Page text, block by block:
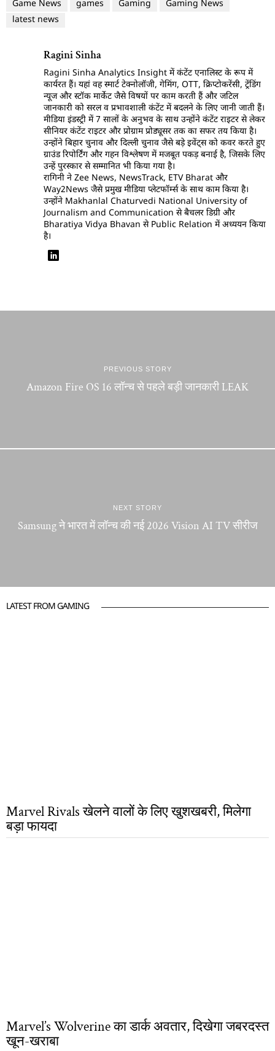
Game News games Gaming
Gaming News
latest news
Ragini Sinha
Ragini Sinha Analytics Insight में कंटेंट एनालिस्ट के रूप में
कार्यरत हैं। यहां वह स्मार्ट टेक्नोलॉजी, गेमिंग, OTT, क्रिप्टोकरेंसी, ट्रेंडिंग
न्यूज और स्टॉक मार्केट जैसे विषयों पर काम करती हैं और जटिल
जानकारी को सरल व प्रभावशाली कंटेंट में बदलने के लिए जानी जाती हैं।
मीडिया इंडस्ट्री में 7 सालों के अनुभव के साथ उन्होंने कंटेंट राइटर से लेकर
सीनियर कंटेंट राइटर और प्रोग्राम प्रोड्यूसर तक का सफर तय किया है।
उन्होंने बिहार चुनाव और दिल्ली चुनाव जैसे बड़े इवेंट्स को कवर करते हुए
ग्राउंड रिपोर्टिंग और गहन विश्लेषण में मजबूत पकड़ बनाई है, जिसके लिए
उन्हें पुरस्कार से सम्मानित भी किया गया है।
रागिनी ने Zee News, NewsTrack, ETV Bharat और
Way2News जैसे प्रमुख मीडिया प्लेटफॉर्म्स के साथ काम किया है।
उन्होंने Makhanlal Chaturvedi National University of
Journalism and Communication से बैचलर डिग्री और
Bharatiya Vidya Bhavan से Public Relation में अध्ययन किया
है।
PREVIOUS STORY
Amazon Fire OS 16 लॉन्च से पहले बड़ी जानकारी LEAK
NEXT STORY
Samsung ने भारत में लॉन्च की नई 2026 Vision AI TV सीरीज
LATEST FROM GAMING
Marvel Rivals खेलने वालों के लिए खुशखबरी, मिलेगा
बड़ा फायदा
Marvel’s Wolverine का डार्क अवतार, दिखेगा जबरदस्त
खून-खराबा